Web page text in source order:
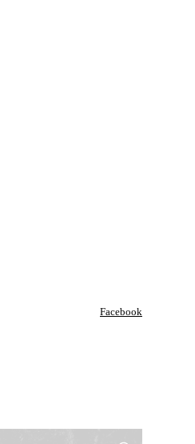
Facebook